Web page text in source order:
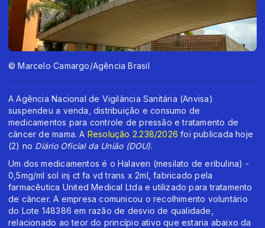
© Marcelo Camargo/Agência Brasil
A Agência Nacional de Vigilância Sanitária (Anvisa)
suspendeu a venda, distribuição e consumo de
medicamentos para controle de pressão e tratamento de
câncer de mama. A Resolução 2.238/2026 foi publicada hoje
(2) no Diário Oficial da União (DOU).
Um dos medicamentos é o Halaven (mesilato de eribulina) -
0,5mg/ml sol inj ct fa vd trans x 2ml, fabricado pela
farmacêutica United Medical Ltda e utilizado para tratamento
de câncer. A empresa comunicou o recolhimento voluntário
do Lote 148386 em razão de desvio de qualidade,
relacionado ao teor do princípio ativo que estaria abaixo da